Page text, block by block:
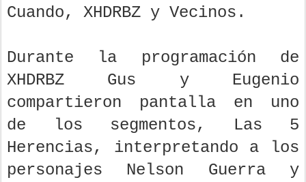
Cuando, XHDRBZ y Vecinos.
Durante la programación de
XHDRBZ Gus y Eugenio
compartieron pantalla en uno
de los segmentos, Las 5
Herencias, interpretando a los
personajes Nelson Guerra y